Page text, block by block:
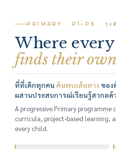
PRIMARY · P1–P6 · ระ
Where
finds their
ที่ที่เด็กทุกคน ค้นพบเส้นทาง ของ
ผสานประสบการณ์เรียนรู้สากลด้
A progressive Primary programme
curricula, project-based learning,
every child.